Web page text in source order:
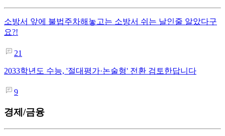
소방서 앞에 불법주차해놓고는 소방서 쉬는 날인줄 알았다구
요?!
21
2033학년도 수능, '절대평가·논술형' 전환 검토한답니다
9
경제/금융